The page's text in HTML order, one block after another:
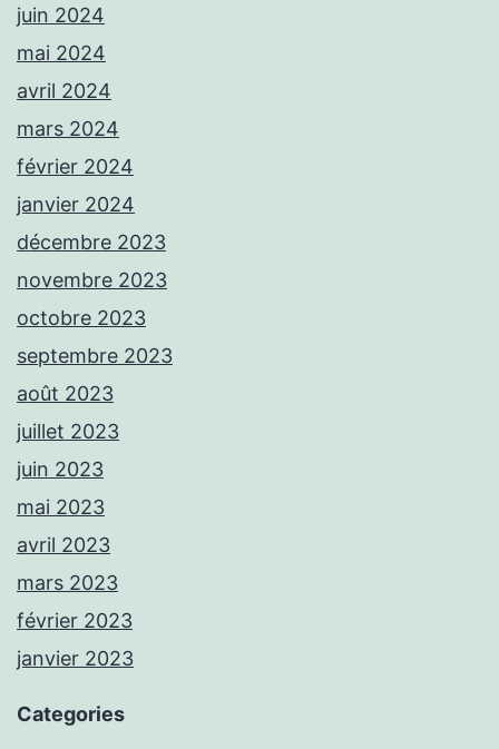
juin 2024
mai 2024
avril 2024
mars 2024
février 2024
janvier 2024
décembre 2023
novembre 2023
octobre 2023
septembre 2023
août 2023
juillet 2023
juin 2023
mai 2023
avril 2023
mars 2023
février 2023
janvier 2023
Categories